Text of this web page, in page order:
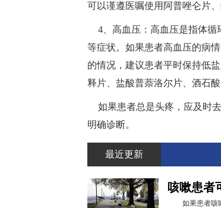
可以谨遵医嘱使用阿普唑仑片
4、高血压：高血压是指体
等症状。如果患者高血压的病
的情况，建议患者平时保持低
释片、盐酸普萘洛尔片、酒石酸
如果患者总是头疼，应及时
明确诊断。
最近更新
咳嗽患者
如果患者咳